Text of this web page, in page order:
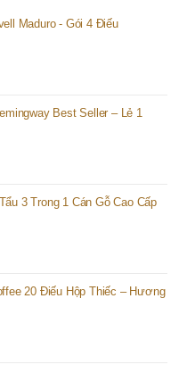
Maduro - Gói 4 Điếu
Best Seller – Lẻ 1
3 Trong 1 Cán Gỗ Cao Cấp
20 Điếu Hộp Thiếc – Hương